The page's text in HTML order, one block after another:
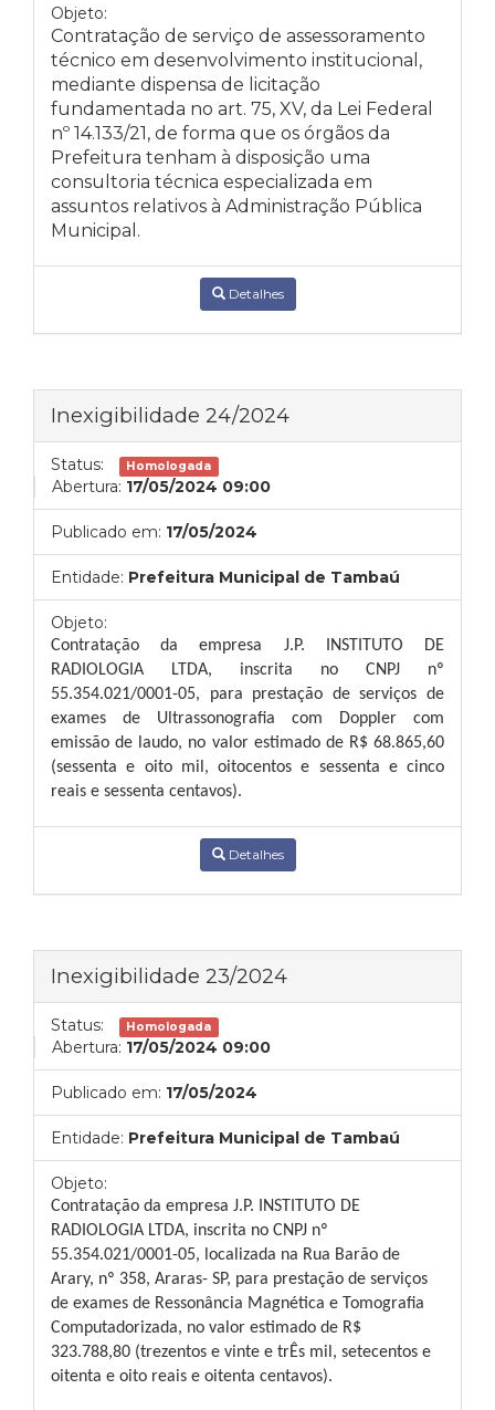
Objeto:
Contratação de serviço de assessoramento
técnico em desenvolvimento institucional,
mediante dispensa de licitação
fundamentada no art. 75, XV, da Lei Federal
nº 14.133/21, de forma que os órgãos da
Prefeitura tenham à disposição uma
consultoria técnica especializada em
assuntos relativos à Administração Pública
Municipal.
Detalhes
Inexigibilidade 24/2024
Status: Homologada
Abertura: 17/05/2024 09:00
Publicado em: 17/05/2024
Entidade: Prefeitura Municipal de Tambaú
Objeto:
Contratação da empresa J.P. INSTITUTO DE
RADIOLOGIA LTDA, inscrita no CNPJ nº
55.354.021/0001-05, para prestação de serviços de
exames de Ultrassonografia com Doppler com
emissão de laudo, no valor estimado de R$ 68.865,60
(sessenta e oito mil, oitocentos e sessenta e cinco
reais e sessenta centavos).
Detalhes
Inexigibilidade 23/2024
Status: Homologada
Abertura: 17/05/2024 09:00
Publicado em: 17/05/2024
Entidade: Prefeitura Municipal de Tambaú
Objeto:
Contratação da empresa J.P. INSTITUTO DE
RADIOLOGIA LTDA, inscrita no CNPJ nº
55.354.021/0001-05, localizada na Rua Barão de
Arary, nº 358, Araras- SP, para prestação de serviços
de exames de Ressonância Magnética e Tomografia
Computadorizada, no valor estimado de R$
323.788,80 (trezentos e vinte e trÊs mil, setecentos e
oitenta e oito reais e oitenta centavos).